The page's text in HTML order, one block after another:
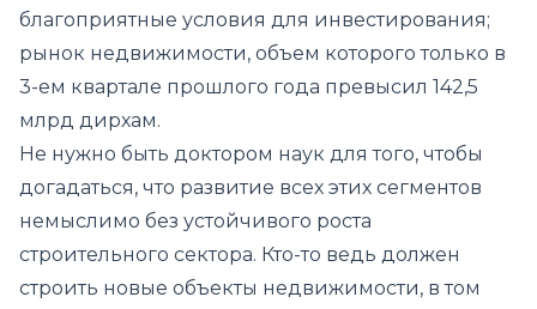
благоприятные условия для инвестирования;
рынок недвижимости, объем которого только в
3-ем квартале прошлого года превысил 142,5
млрд дирхам.
Не нужно быть доктором наук для того, чтобы
догадаться, что развитие всех этих сегментов
немыслимо без устойчивого роста
строительного сектора. Кто-то ведь должен
строить новые объекты недвижимости, в том